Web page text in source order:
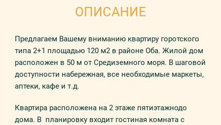
ОПИСАНИЕ
Предлагаем Вашему вниманию квартиру горотского
типа 2+1 площадью 120 м2 в районе Оба. Жилой дом
расположен в 50 м от Средиземного моря. В шаговой
доступности набережная, все необходимые маркеты,
аптеки, кафе и т.д.
Квартира расположена на 2 этаже пятиэтажнодо
дома. В планировку входит гостиная комната с